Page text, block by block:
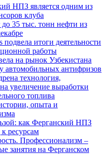
НПЗ является одним из
клуба
35 тыс. тонн нефти из
подвела итоги деятельности
работы
на рынок Узбекистана
автомобильных антифризов
технология,
увеличение выработки
топлива
опыта и
как Ферганский НПЗ
ресурсам
Профессионализм –
занятия на Ферганском